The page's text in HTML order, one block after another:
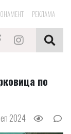
РЕКЛАМА
по
2024